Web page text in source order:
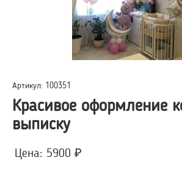
Артикул: 100351
Красивое оформление
выписку
Цена: 5900 ₽